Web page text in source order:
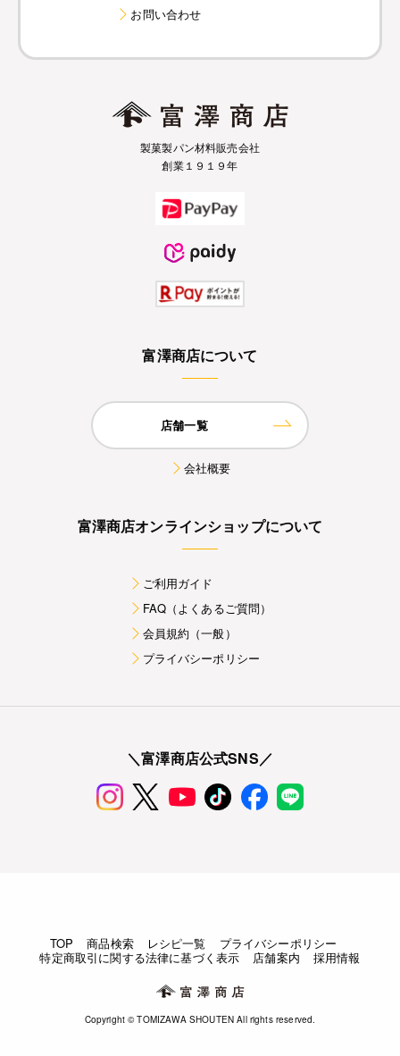
お問い合わせ
製菓製パン材料販売会社
創業１９１９年
富澤商店について
店舗一覧
会社概要
富澤商店オンラインショップについて
ご利用ガイド
FAQ（よくあるご質問）
会員規約（一般）
プライバシーポリシー
＼富澤商店公式SNS／
TOP 商品検索 レシピ一覧
プライバシーポリシー
特定商取引に関する法律に基づく表示
店舗案内 採用情報
Copyright © TOMIZAWA SHOUTEN All rights reserved.